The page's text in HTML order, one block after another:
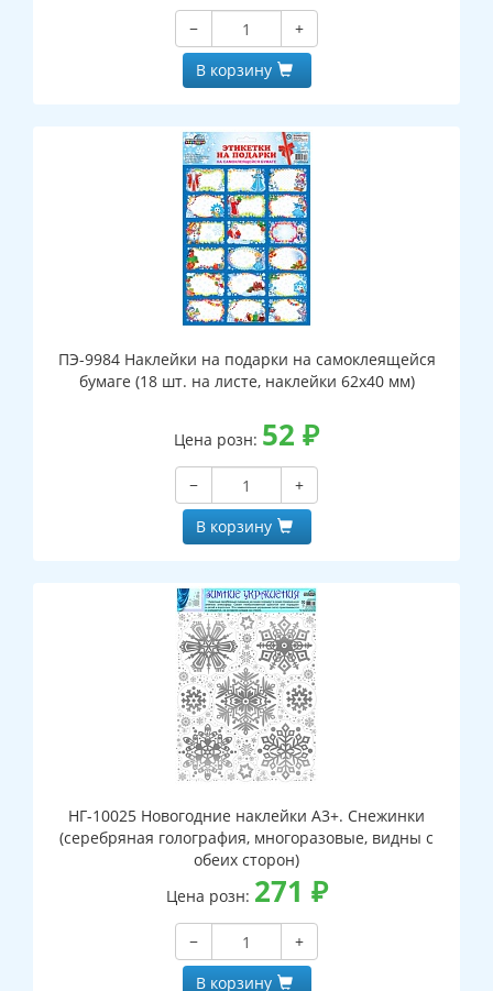
−
+
В корзину
ПЭ-9984 Наклейки на подарки на самоклеящейся
бумаге (18 шт. на листе, наклейки 62х40 мм)
Цена розн: 52 ₽
−
+
В корзину
НГ-10025 Новогодние наклейки А3+. Снежинки
(серебряная голография, многоразовые, видны с
обеих сторон)
Цена розн: 271 ₽
−
+
В корзину